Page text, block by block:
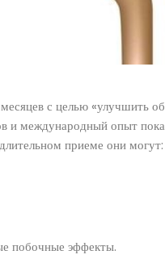
с целью «улучшить
и международный опыт
приеме они могут:
побочные эффекты.